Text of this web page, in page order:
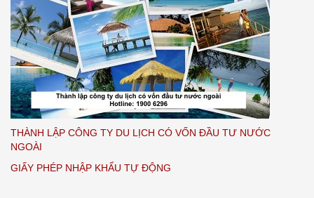
THÀNH LẬP CÔNG TY DU LỊCH CÓ VỐN ĐẦU TƯ NƯỚC
NGOÀI
GIẤY PHÉP NHẬP KHẨU TỰ ĐỘNG